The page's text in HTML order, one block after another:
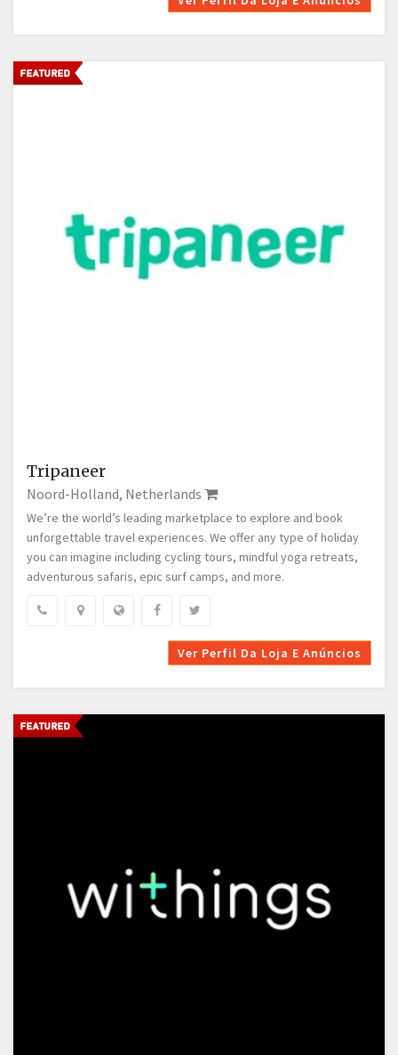
Tripaneer
Noord-Holland, Netherlands
We’re the world’s leading marketplace to explore and book
unforgettable travel experiences. We offer any type of holiday
you can imagine including cycling tours, mindful yoga retreats,
adventurous safaris, epic surf camps, and more.
Ver Perfil Da Loja E Anúncios